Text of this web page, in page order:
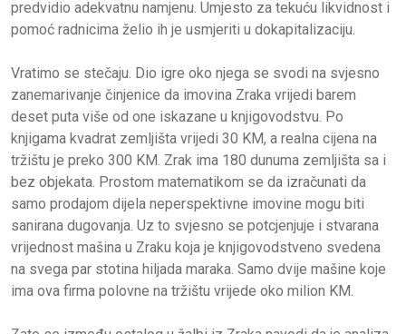
predvidio adekvatnu namjenu. Umjesto za tekuću likvidnost i
pomoć radnicima želio ih je usmjeriti u dokapitalizaciju.
Vratimo se stečaju. Dio igre oko njega se svodi na svjesno
zanemarivanje činjenice da imovina Zraka vrijedi barem
deset puta više od one iskazane u knjigovodstvu. Po
knjigama kvadrat zemljišta vrijedi 30 KM, a realna cijena na
tržištu je preko 300 KM. Zrak ima 180 dunuma zemljišta sa i
bez objekata. Prostom matematikom se da izračunati da
samo prodajom dijela neperspektivne imovine mogu biti
sanirana dugovanja. Uz to svjesno se potcjenjuje i stvarana
vrijednost mašina u Zraku koja je knjigovodstveno svedena
na svega par stotina hiljada maraka. Samo dvije mašine koje
ima ova firma polovne na tržištu vrijede oko milion KM.